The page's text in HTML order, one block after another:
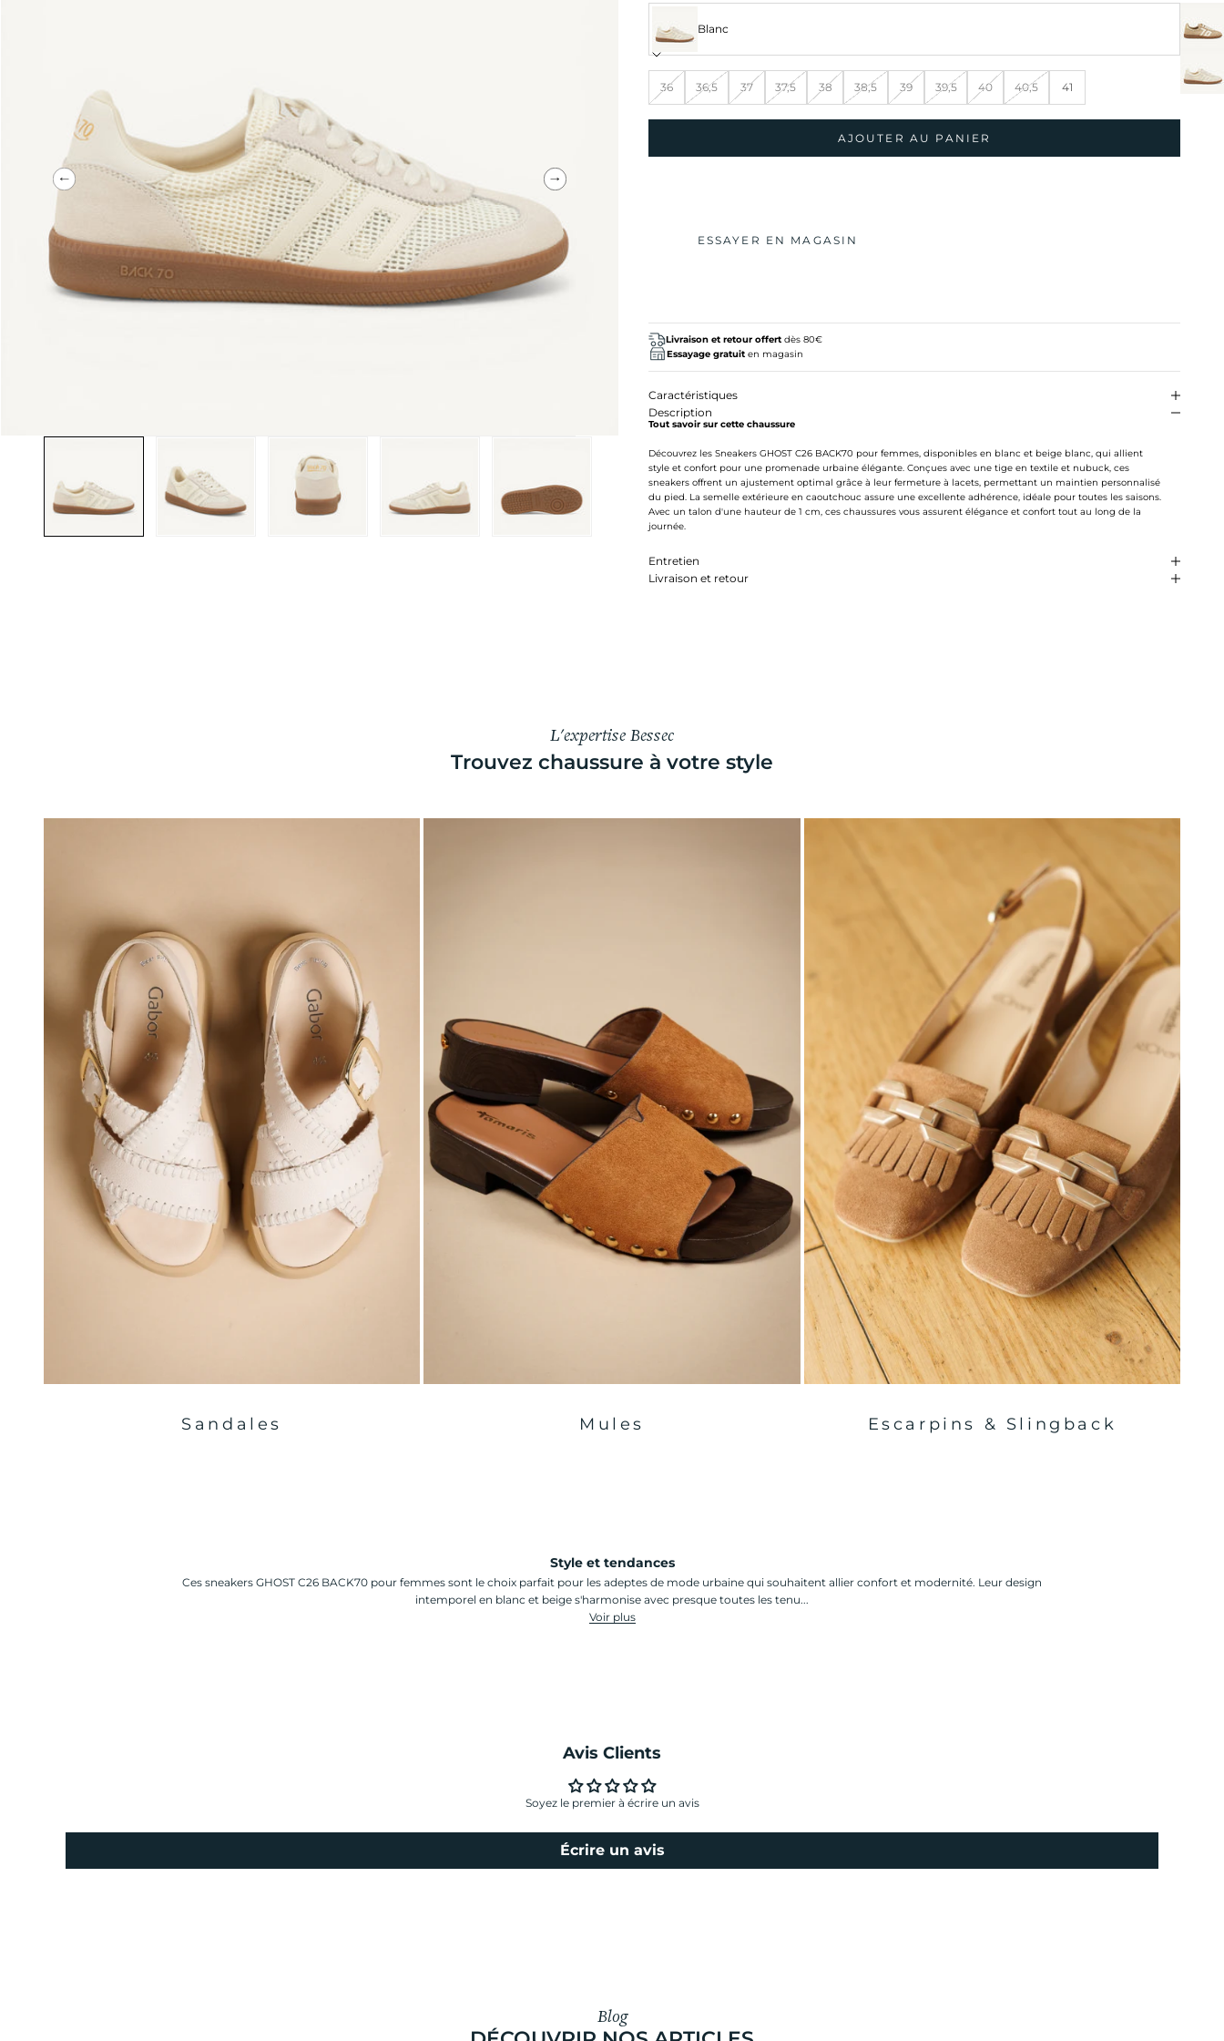
Précédent Suivant
Blanc
36 36,5 37 37,5 38 38,5 39 39,5 40 40,5 41
AJOUTER AU PANIER
ESSAYER EN MAGASIN
Livraison et retour offert dès 80€
Essayage gratuit en magasin
Caractéristiques
Description
Tout savoir sur cette chaussure
Découvrez les Sneakers GHOST C26 BACK70 pour femmes, disponibles en blanc et beige blanc, qui allient
style et confort pour une promenade urbaine élégante. Conçues avec une tige en textile et nubuck, ces
sneakers offrent un ajustement optimal grâce à leur fermeture à lacets, permettant un maintien personnalisé
du pied. La semelle extérieure en caoutchouc assure une excellente adhérence, idéale pour toutes les saisons.
Avec un talon d'une hauteur de 1 cm, ces chaussures vous assurent élégance et confort tout au long de la
journée.
Entretien
Livraison et retour
L'expertise Bessec
Trouvez chaussure à votre style
Sandales Mules Escarpins & Slingback
Style et tendances
Ces sneakers GHOST C26 BACK70 pour femmes sont le choix parfait pour les adeptes de mode urbaine qui souhaitent allier confort et modernité. Leur design
intemporel en blanc et beige s'harmonise avec presque toutes les tenu...
Voir plus
Avis Clients
Soyez le premier à écrire un avis
Écrire un avis
Blog